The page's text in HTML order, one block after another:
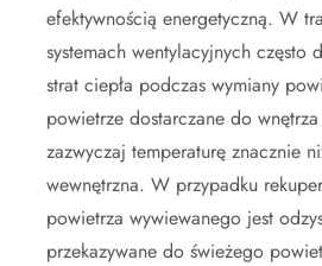
efektywnością energetyczną. W
systemach wentylacyjnych często
strat ciepła podczas wymiany
powietrze dostarczane do
zazwyczaj temperaturę znacznie
wewnętrzna. W przypadku
powietrza wywiewanego jest
przekazywane do świeżego